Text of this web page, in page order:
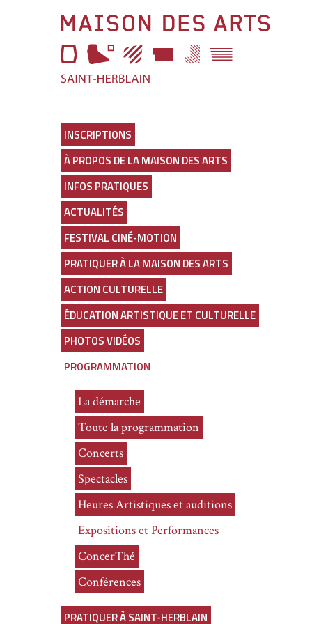
Maison
des
Arts
page
d'accueil
INSCRIPTIONS
À PROPOS DE LA MAISON DES ARTS
INFOS PRATIQUES
ACTUALITÉS
FESTIVAL CINÉ-MOTION
PRATIQUER À LA MAISON DES ARTS
ACTION CULTURELLE
ÉDUCATION ARTISTIQUE ET CULTURELLE
PHOTOS VIDÉOS
PROGRAMMATION
La démarche
Toute la programmation
Concerts
Spectacles
Heures Artistiques et auditions
Expositions et Performances
ConcerThé
Conférences
PRATIQUER À SAINT-HERBLAIN